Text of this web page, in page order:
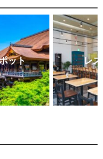
ット レ